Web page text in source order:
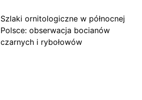
Szlaki ornitologiczne w północnej
Polsce: obserwacja bocianów
czarnych i rybołowów